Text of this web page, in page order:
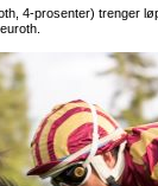
4-prosenter) trenger